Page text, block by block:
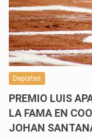
Deportes
PREMIO LUIS
LA FAMA EN
JOHAN